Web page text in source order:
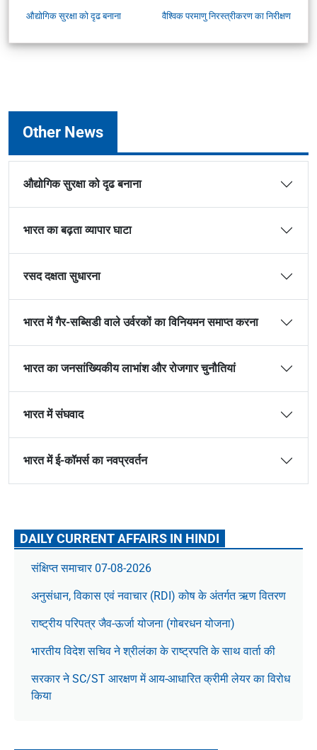
औद्योगिक सुरक्षा को दृढ बनाना वैश्विक परमाणु निरस्त्रीकरण का निरीक्षण
Other News
औद्योगिक सुरक्षा को दृढ बनाना
भारत का बढ़ता व्यापार घाटा
रसद दक्षता सुधारना
भारत में गैर-सब्सिडी वाले उर्वरकों का विनियमन समाप्त करना
भारत का जनसांख्यिकीय लाभांश और रोजगार चुनौतियां
भारत में संघवाद
भारत में ई-कॉमर्स का नवप्रवर्तन
DAILY CURRENT AFFAIRS IN HINDI
संक्षिप्त समाचार 07-08-2026
अनुसंधान, विकास एवं नवाचार (RDI) कोष के अंतर्गत ऋण वितरण
राष्ट्रीय परिपत्र जैव-ऊर्जा योजना (गोबरधन योजना)
भारतीय विदेश सचिव ने श्रीलंका के राष्ट्रपति के साथ वार्ता की
सरकार ने SC/ST आरक्षण में आय-आधारित क्रीमी लेयर का विरोध
किया